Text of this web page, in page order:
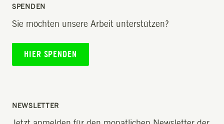
SPENDEN
Sie möchten unsere Arbeit unterstützen?
HIER SPENDEN
NEWSLETTER